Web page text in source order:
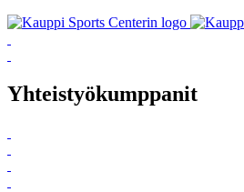
Yhteistyökumppanit